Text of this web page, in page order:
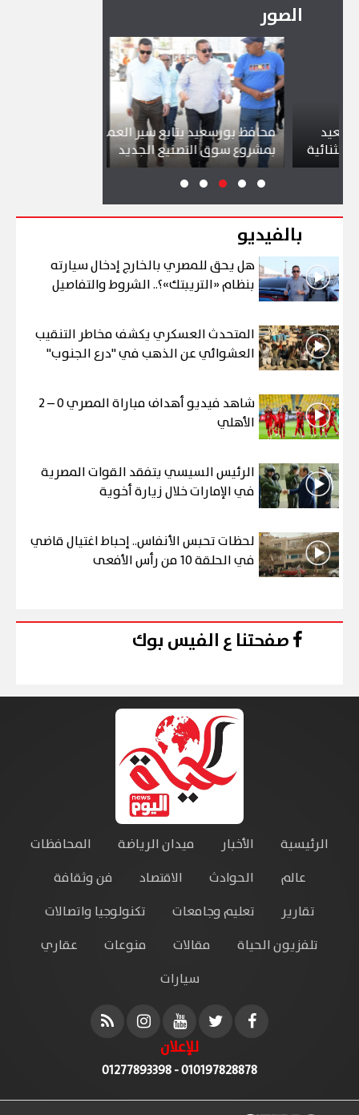
الصور
محافظ بورسعيد يتابع سير العمل
بمشروع سوق التصنيع الجديد
بالفيديو
هل يحق للمصري بالخارج إدخال سيارته
بنظام «التريبتك»؟.. الشروط والتفاصيل
المتحدث العسكري يكشف مخاطر التنقيب
العشوائي عن الذهب في "درع الجنوب"
شاهد فيديو أهداف مباراة المصري 0 – 2
الأهلي
الرئيس السيسي يتفقد القوات المصرية
في الإمارات خلال زيارة أخوية
لحظات تحبس الأنفاس.. إحباط اغتيال قاضي
في الحلقة 10 من رأس الأفعى
صفحتنا ع الفيس بوك
الرئيسية الأخبار ميدان الرياضة
المحافظات
عالم
الحوادث الاقتصاد
فن وثقافة
تقارير
تعليم وجامعات
تكنولوجيا واتصالات
تلفزيون الحياة
مقالات منوعات
عقاري
سيارات
للإعلان
010197828878 - 01277893398